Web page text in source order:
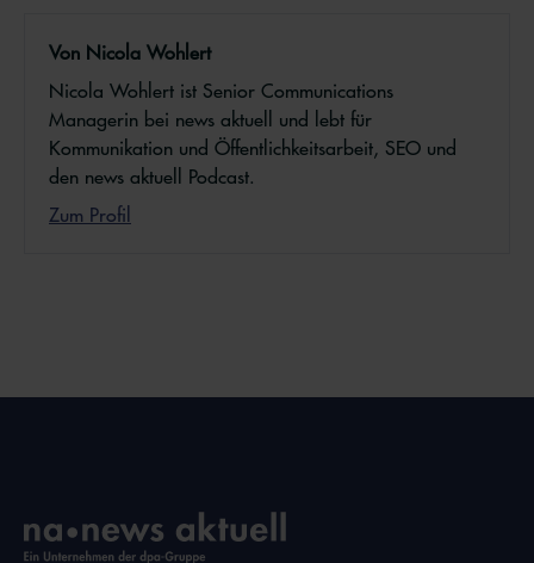
Von Nicola Wohlert
Nicola Wohlert ist Senior Communications
Managerin bei news aktuell und lebt für
Kommunikation und Öffentlichkeitsarbeit, SEO und
den news aktuell Podcast.
Zum Profil